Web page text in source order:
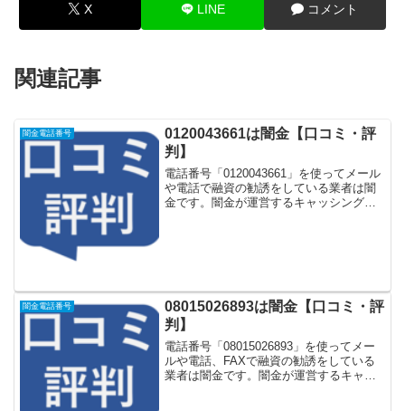
X LINE コメント
関連記事
闇金電話番号
0120043661は闇金【口コミ・評
判】
電話番号「0120043661」を使ってメール
や電話で融資の勧誘をしている業者は闇
金です。闇金が運営するキャッシング一
闇金電話番号
08015026893は闇金【口コミ・評
判】
電話番号「08015026893」を使ってメー
ルや電話、FAXで融資の勧誘をしている
業者は闇金です。闇金が運営するキャッ